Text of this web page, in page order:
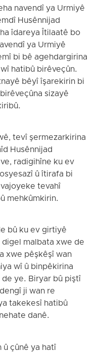
navendî ya Urmiyê
Husênnijad
îdareya Îtilaatê bo
ya Urmiyê
bi bê agehdargirina
hatibû birêveçûn.
bêyî îşarekirin bi
sizayê
tevî şermezarkirina
Husênnijad
radigihîne ku ev
û îtirafa bi
tevahî
mehkûmkirin.
bû ku ev girtiyê
malbata xwe de
xwe pêşkêşî wan
wî û binpêkirina
ye. Biryar bû piştî
ji wan re
takekesî hatibû
danê.
û çûnê ya hatî